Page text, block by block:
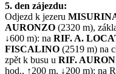
5. den zájezdu:
Odjezd k jezeru
AURONZO (2320 m),
↓600 m): na RIF. A.
FISCALINO (2519 m) na
zpět k busu u RIF.
hod., ↑200 m, ↓200 m): na